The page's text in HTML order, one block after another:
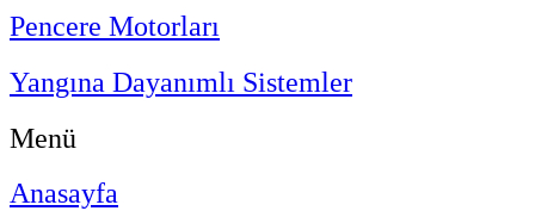
Pencere Motorları
Yangına Dayanımlı Sistemler
Menü
Anasayfa